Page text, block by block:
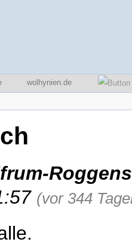
wolhynien.de
(vor 344